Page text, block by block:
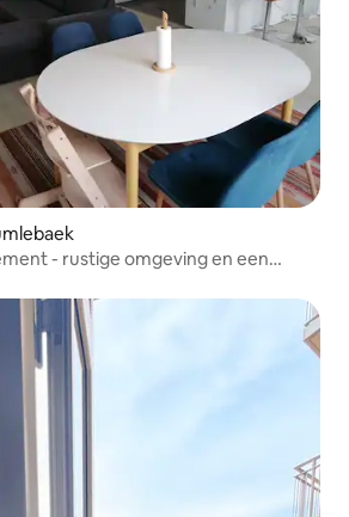
- rustige omgeving en een